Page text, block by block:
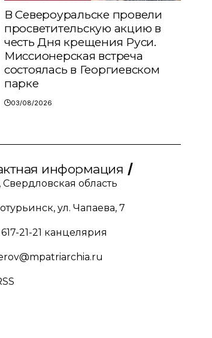
В Североуральске провели
просветительскую акцию в
честь Дня крещения Руси.
Миссионерская встреча
состоялась в Георгиевском
парке
03/08/2026
информация
Свердловская область
ул. Чапаева, 7
21-21 канцелярия